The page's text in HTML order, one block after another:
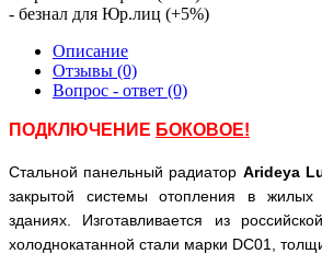
- безнал для Юр.лиц (+5%)
Описание
Отзывы (0)
Вопрос - ответ (0)
ПОДКЛЮЧЕНИЕ БОКОВОЕ!
Стальной панельный радиатор Arideya
закрытой системы отопления в жилых
зданиях. Изготавливается из
холоднокатанной стали марки DC01,